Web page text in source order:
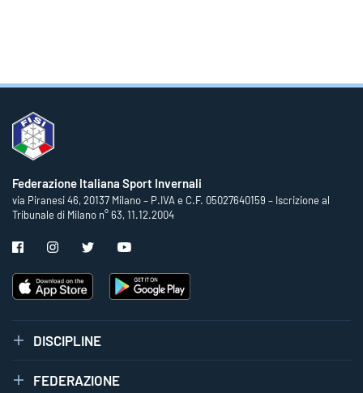
Federazione Italiana Sport Invernali
via Piranesi 46, 20137 Milano – P.IVA e C.F. 05027640159 – Iscrizione al
Tribunale di Milano n° 63, 11.12.2004
DISCIPLINE
FEDERAZIONE